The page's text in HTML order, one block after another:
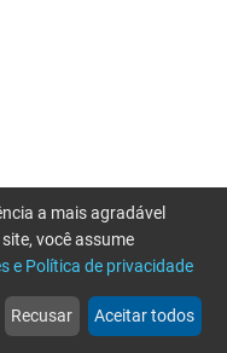
web
Notícias
more_horiz
Mais
a mais agradável
você assume
e Política de privacidade
Recusar Aceitar todos
novamente